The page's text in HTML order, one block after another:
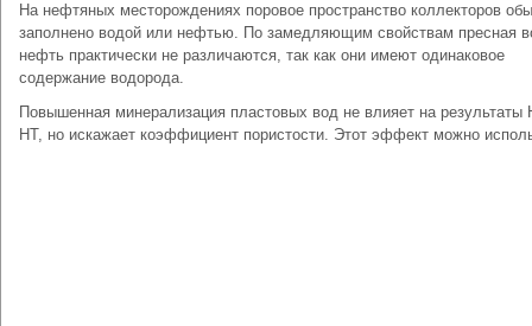
На нефтяных месторождениях поровое пространство коллекторов
заполнено водой или нефтью. По замедляющим свойствам пресная
нефть практически не различаются, так как они имеют одинаковое
содержание водорода.
Повышенная минерализация пластовых вод не влияет на результаты
НТ, но искажает коэффициент пористости. Этот эффект можно